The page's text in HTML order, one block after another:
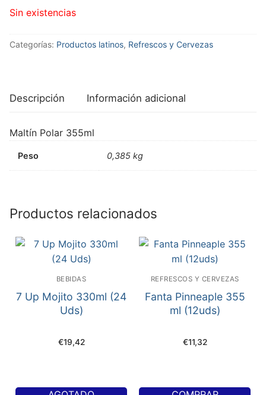
Sin existencias
Categorías: Productos latinos, Refrescos y Cervezas
Descripción Información adicional
Maltín Polar 355ml
Peso 0,385 kg
Productos relacionados
BEBIDAS
7 Up Mojito 330ml (24
Uds)
€19,42
REFRESCOS Y CERVEZAS
Fanta Pinneaple 355
ml (12uds)
€11,32